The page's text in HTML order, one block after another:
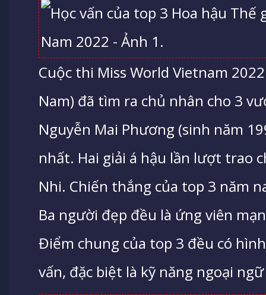
Cuộc thi Miss World Vietnam
Nam) đã tìm ra chủ nhân cho 3
Nguyễn Mai Phương (sinh năm
nhất. Hai giải á hậu lần lượt trao
Nhi. Chiến thắng của top 3 năm
Ba người đẹp đều là ứng viên
Điểm chung của top 3 đều có
vấn, đặc biệt là kỹ năng ngoại